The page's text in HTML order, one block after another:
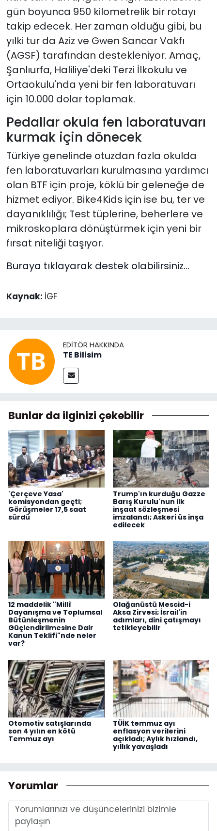
gün boyunca 950 kilometrelik bir rotayı
takip edecek. Her zaman olduğu gibi, bu
yılki tur da Aziz ve Gwen Sancar Vakfı
(AGSF) tarafından destekleniyor. Amaç,
Şanlıurfa, Haliliye'deki Terzi İlkokulu ve
Ortaokulu'nda yeni bir fen laboratuvarı
için 10.000 dolar toplamak.
Pedallar okula fen laboratuvarı
kurmak için dönecek
Türkiye genelinde otuzdan fazla okulda
fen laboratuvarları kurulmasına yardımcı
olan BTF için proje, köklü bir geleneğe de
hizmet ediyor. Bike4Kids için ise bu, ter ve
dayanıklılığı; Test tüplerine, beherlere ve
mikroskoplara dönüştürmek için yeni bir
fırsat niteliği taşıyor.
Buraya tıklayarak destek olabilirsiniz...
Kaynak: İGF
EDITÖR HAKKINDA
TE Bilisim
Bunlar da ilginizi çekebilir
'Çerçeve Yasa'
komisyondan geçti;
Görüşmeler 17,5 saat
sürdü
Trump'ın kurduğu Gazze
Barış Kurulu'nun ilk
inşaat sözleşmesi
imzalandı; Askeri üs inşa
edilecek
12 maddelik "Millî
Dayanışma ve Toplumsal
Bütünleşmenin
Güçlendirilmesine Dair
Kanun Teklifi"nde neler
var?
Olağanüstü Mescid-i
Aksa Zirvesi; İsrail'in
adımları, dini çatışmayı
tetikleyebilir
Otomotiv satışlarında
son 4 yılın en kötü
Temmuz ayı
TÜİK temmuz ayı
enflasyon verilerini
açıkladı; Aylık hızlandı,
yıllık yavaşladı
Yorumlar